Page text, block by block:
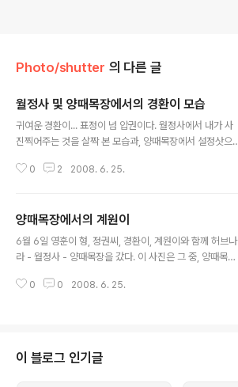
Photo/shutter 의 다른 글
월정사 및 양때목장에서의 경환이 모습
귀여운 경환이... 표정이 넘 압권이다. 월정사에서 내가 사
진찍어주는 것을 살짝 본 모습과, 양때목장에서 설정삿으
0 2 2008. 6. 25.
양때목장에서의 계원이
6월 6일 영훈이 형, 정권씨, 경환이, 계원이와 함께 허브나
라 - 월정사 - 양때목장을 갔다. 이 사진은 그 중, 양때목장
0 0 2008. 6. 25.
이 블로그 인기글